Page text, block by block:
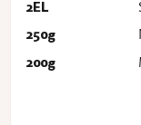
2EL
250g
200g